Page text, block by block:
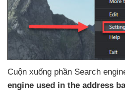
Cuộn xuống phần Search
engine used in the address